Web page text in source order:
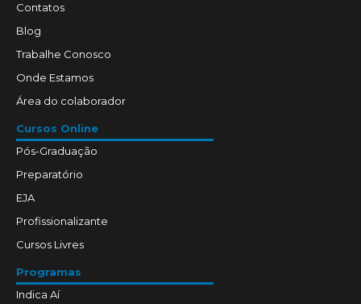
Contatos
Blog
Trabalhe Conosco
Onde Estamos
Área do colaborador
Cursos Online
Pós-Graduação
Preparatório
EJA
Profissionalizante
Cursos Livres
Programas
Indica Aí